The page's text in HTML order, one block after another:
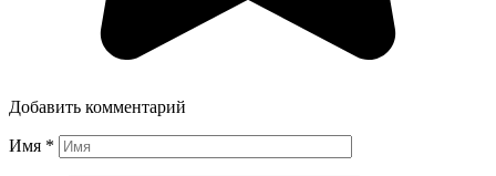
Добавить комментарий
Имя *